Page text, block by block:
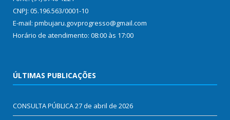
CNPJ: 05.196.563/0001-10
E-mail: pmbujaru.govprogresso@gmail.com
Horário de atendimento: 08:00 às 17:00
ÚLTIMAS PUBLICAÇÕES
CONSULTA PÚBLICA27 de abril de 2026